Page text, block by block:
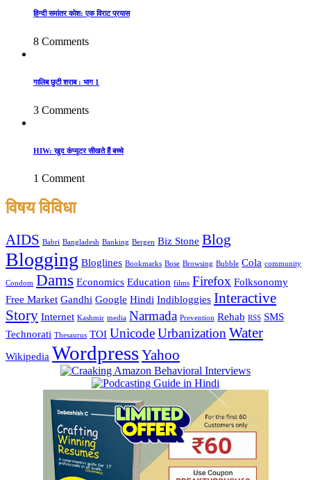
हिन्दी समांतर कोश: एक विराट प्रयास
8 Comments
गालिब छुटी शराब : भाग 1
3 Comments
HIW: खुद कंप्यूटर सीखते हैं बच्चे
1 Comment
विषय विविधा
AIDS Babri Bangladesh Banking Bergen Biz Stone Blog
Blogging Bloglines Bookmarks Bose Browsing Bubble Cola community
Condom Dams Economics Education films Firefox Folksonomy
Free Market Gandhi Google Hindi Indibloggies Interactive
Story Internet Kashmir media Narmada Prevention Rehab RSS SMS
Technorati Thesaurus TOI UnicodeUrbanizationWater
Wikipedia WordpressYahoo